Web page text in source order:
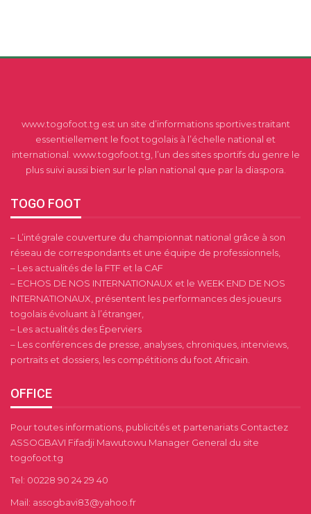
www.togofoot.tg est un site d’informations sportives traitant
essentiellement le foot togolais à l’échelle national et
international. www.togofoot.tg, l’un des sites sportifs du genre le
plus suivi aussi bien sur le plan national que par la diaspora.
TOGO FOOT
– L’intégrale couverture du championnat national grâce à son
réseau de correspondants et une équipe de professionnels,
– Les actualités de la FTF et la CAF
– ECHOS DE NOS INTERNATIONAUX et le WEEK END DE NOS
INTERNATIONAUX, présentent les performances des joueurs
togolais évoluant à l’étranger,
– Les actualités des Éperviers
– Les conférences de presse, analyses, chroniques, interviews,
portraits et dossiers, les compétitions du foot Africain.
OFFICE
Pour toutes informations, publicités et partenariats Contactez
ASSOGBAVI Fifadji Mawutowu Manager General du site
togofoot.tg
Tel: 00228 90 24 29 40
Mail: assogbavi83@yahoo.fr